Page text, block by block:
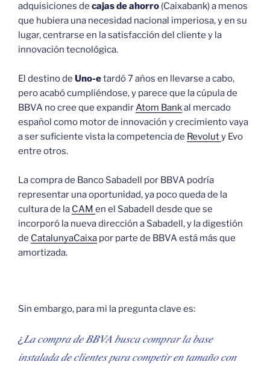
adquisiciones de cajas de ahorro (Caixabank) a menos
que hubiera una necesidad nacional imperiosa, y en su
lugar, centrarse en la satisfacción del cliente y la
innovación tecnológica.
El destino de Uno-etardó 7 años en llevarse a cabo,
pero acabó cumpliéndose, y parece que la cúpula de
BBVA no cree que expandirAtom Bankal mercado
español como motor de innovación y crecimiento vaya
a ser suficiente vista la competencia de Revoluty Evo
entre otros.
La compra de Banco Sabadell por BBVA podría
representar una oportunidad, ya poco queda de la
cultura de la CAM en el Sabadell desde que se
incorporó la nueva dirección a Sabadell, y la digestión
de CatalunyaCaixa por parte de BBVA está más que
amortizada.
Sin embargo, para mi la pregunta clave es:
¿𝐿𝑎 𝑐𝑜𝑚𝑝𝑟𝑎 𝑑𝑒 𝐵𝐵𝑉𝐴 𝑏𝑢𝑠𝑐𝑎 𝑐𝑜𝑚𝑝𝑟𝑎𝑟 𝑙𝑎 𝑏𝑎𝑠𝑒
𝑖𝑛𝑠𝑡𝑎𝑙𝑎𝑑𝑎 𝑑𝑒 𝑐𝑙𝑖𝑒𝑛𝑡𝑒𝑠 𝑝𝑎𝑟𝑎 𝑐𝑜𝑚𝑝𝑒𝑡𝑖𝑟 𝑒𝑛 𝑡𝑎𝑚𝑎𝑛̃𝑜 𝑐𝑜𝑛